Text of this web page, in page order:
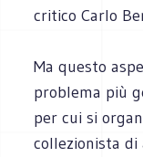
critico Carlo
Ma questo
problema più
per cui si
collezionista di